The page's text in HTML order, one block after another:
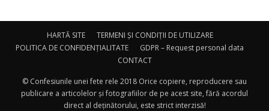
HARTĂ SITE
TERMENI ȘI CONDIȚII DE UTILIZARE
POLITICA DE CONFIDENȚIALITATE
GDPR – Request personal data
CONTACT
© Confesiunile unei fete rele 2018 Orice copiere, reproducere sau
publicare a articolelor și fotografiilor de pe acest site, fără acordul
direct al deținătorului, este strict interzisă!